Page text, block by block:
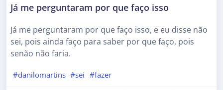
Já me perguntaram por que faço isso
Já me perguntaram por que faço isso, e eu disse não
sei, pois ainda faço para saber por que faço, pois
senão não faria.
#danilomartins #sei #fazer